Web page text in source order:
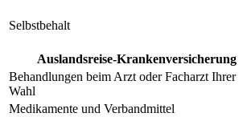
Selbstbehalt
Auslandsreise-Krankenversicherung
Behandlungen beim Arzt oder Facharzt Ihrer
Wahl
Medikamente und Verbandmittel